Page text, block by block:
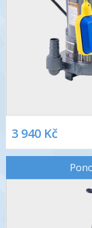
3 940 Kč